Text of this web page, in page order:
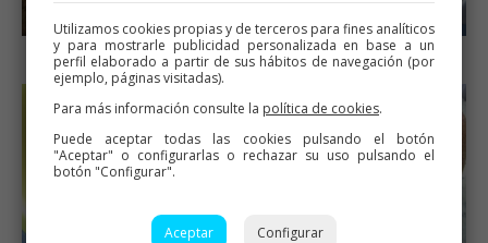
Mezcla lista Hornear
Utilizamos cookies propias y de terceros para fines analíticos
y para mostrarle publicidad personalizada en base a un
perfil elaborado a partir de sus hábitos de navegación (por
ejemplo, páginas visitadas).
Para más información consulte la política de cookies.
Puede aceptar todas las cookies pulsando el botón
"Aceptar" o configurarlas o rechazar su uso pulsando el
botón "Configurar".
Aceptar Configurar